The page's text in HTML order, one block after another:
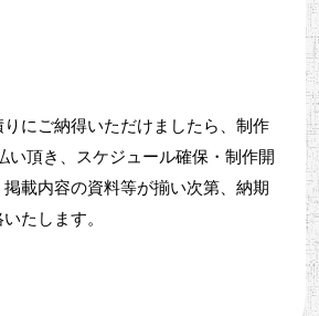
にご納得いただけましたら、制作
い頂き、スケジュール確保・制作開
載内容の資料等が揃い次第、納期
たします。